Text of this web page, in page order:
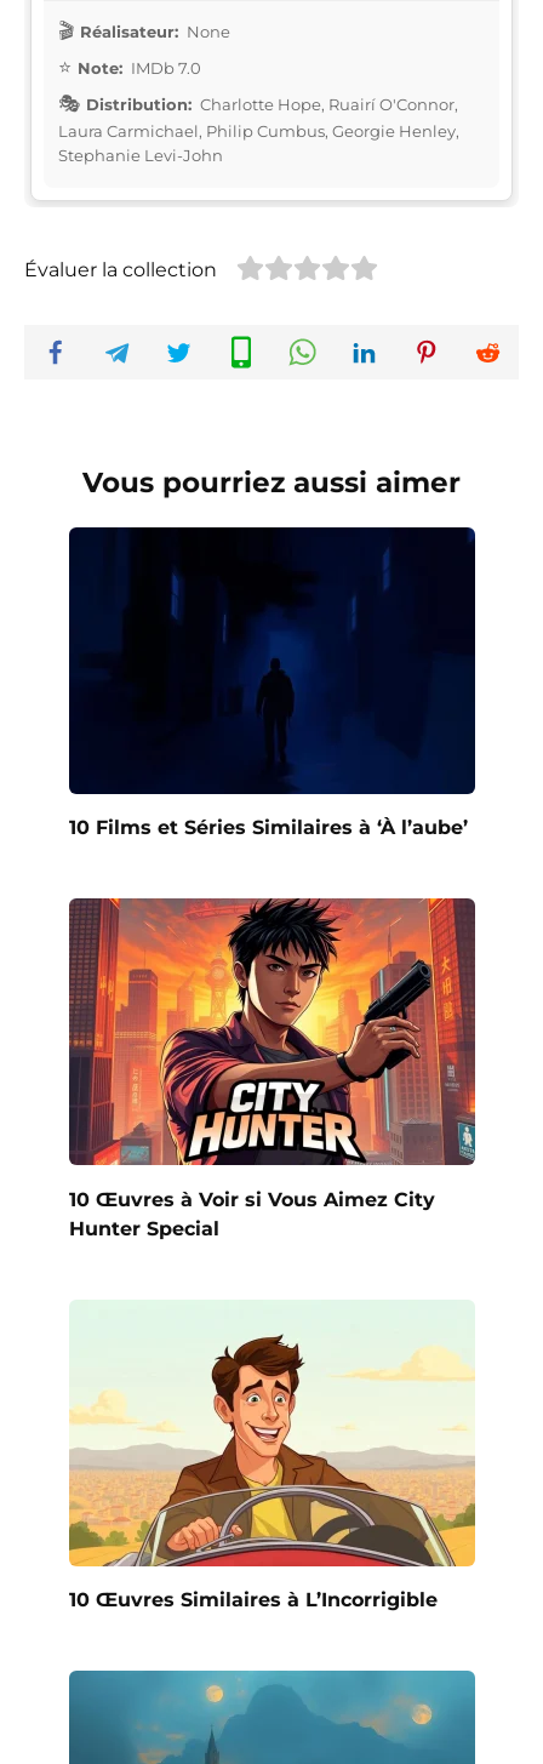
Réalisateur: None
Note: IMDb 7.0
Distribution: Charlotte Hope, Ruairí O'Connor,
Laura Carmichael, Philip Cumbus, Georgie Henley,
Stephanie Levi-John
Évaluer la collection
Vous pourriez aussi aimer
10 Films et Séries Similaires à ‘À l’aube’
10 Œuvres à Voir si Vous Aimez City
Hunter Special
10 Œuvres Similaires à L’Incorrigible